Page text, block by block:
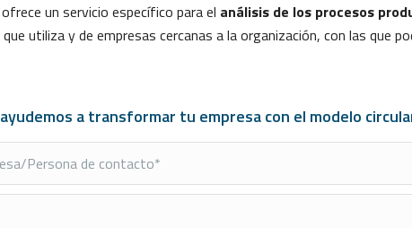
un servicio específico para el análisis de los procesos
que utiliza y de empresas cercanas a la organización, con las que
a transformar tu empresa con el modelo